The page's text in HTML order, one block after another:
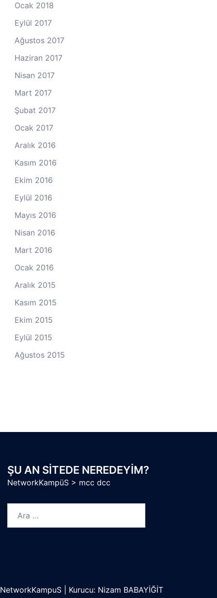
Ocak 2018
Eylül 2017
Ağustos 2017
Haziran 2017
Nisan 2017
Mart 2017
Şubat 2017
Ocak 2017
Aralık 2016
Kasım 2016
Ekim 2016
Eylül 2016
Mayıs 2016
Nisan 2016
Mart 2016
Ocak 2016
Aralık 2015
Kasım 2015
Ekim 2015
Eylül 2015
Ağustos 2015
ŞU AN SITEDE NEREDEYIM?
NetworkKampüS > mcc dcc
NetworkKampuS Kurucu: Nizam BABAYİĞİT